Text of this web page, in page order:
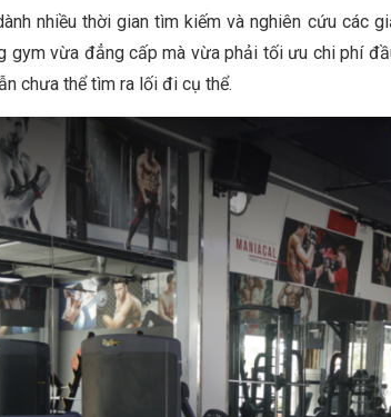
nhiều thời gian tìm kiếm và nghiên cứu các
gym vừa đẳng cấp mà vừa phải tối ưu chi phí
chưa thể tìm ra lối đi cụ thể.